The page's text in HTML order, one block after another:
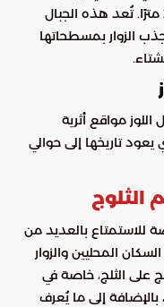
وتصل ارتفاعات بعض قممها إلى 2549 مترًا. تُعد هذه الجبال
الزوار بمسطحاتها
مواقع أثرية
يعود تاريخها إلى حوالي
للاستمتاع بالعديد من
المحليين والزوار
على الثلج، خاصة في
إلى ما يُعرف